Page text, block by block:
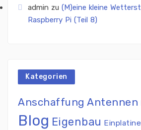
admin zu (M)eine kleine
Raspberry Pi (Teil 8)
Kategorien
Anschaffung Antennen
Blog Eigenbau